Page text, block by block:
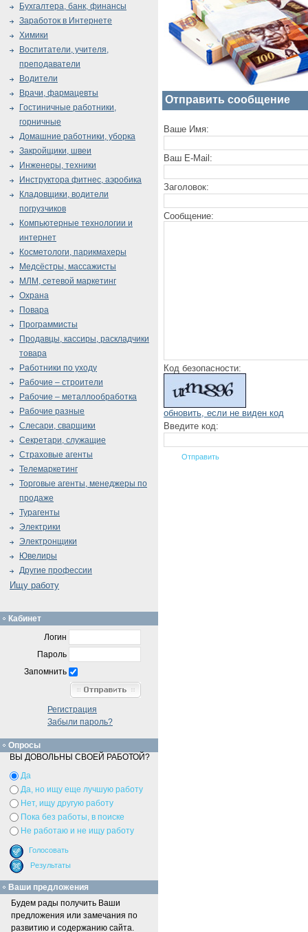
Отправить сообщение
Ваше Имя:
Ваш E-Mail:
Заголовок:
Сообщение:
Код безопасности:
обновить, если не виден код
Введите код:
Бухгалтера, банк, финансы
Заработок в Интернете
Химики
Воспитатели, учителя,
преподаватели
Водители
Врачи, фармацевты
Гостиничные работники,
горничные
Домашние работники, уборка
Закройщики, швеи
Инженеры, техники
Инструктора фитнес, аэробика
Кладовщики, водители
погрузчиков
Компьютерные технологии и
интернет
Косметологи, парикмахеры
Медсёстры, массажисты
МЛМ, сетевой маркетинг
Охрана
Повара
Программисты
Продавцы, кассиры, раскладчики
товара
Работники по уходу
Рабочие – строители
Рабочие – металлообработка
Рабочие разные
Слесари, сварщики
Секретари, служащие
Страховые агенты
Телемаркетинг
Торговые агенты, менеджеры по
продаже
Турагенты
Электрики
Электронщики
Ювелиры
Другие профессии
Ищу работу
Кабинет
Логин
Пароль
Запомнить
Регистрация
Забыли пароль?
Опросы
ВЫ ДОВОЛЬНЫ СВОЕЙ РАБОТОЙ?
Да
Да, но ищу еще лучшую работу
Нет, ищу другую работу
Пока без работы, в поиске
Не работаю и не ищу работу
Ваши предложения
Будем рады получить Ваши
предложения или замечания по
развитию и содержанию сайта.